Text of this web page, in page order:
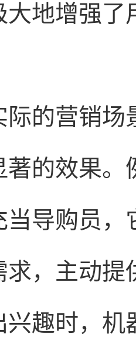
大地增强
际的营销场
著的效果
当导购员，
求，主动提
兴趣时，